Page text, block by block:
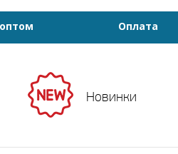
Оплата
Новинки